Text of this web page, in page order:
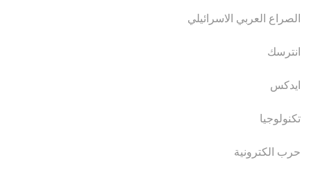
الصراع العربي الاسرائيلي
انترسك
ايدكس
تكنولوجيا
حرب الكترونية